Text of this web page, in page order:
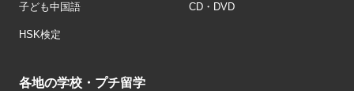
子ども中国語 CD・DVD
HSK検定
各地の学校・プチ留学